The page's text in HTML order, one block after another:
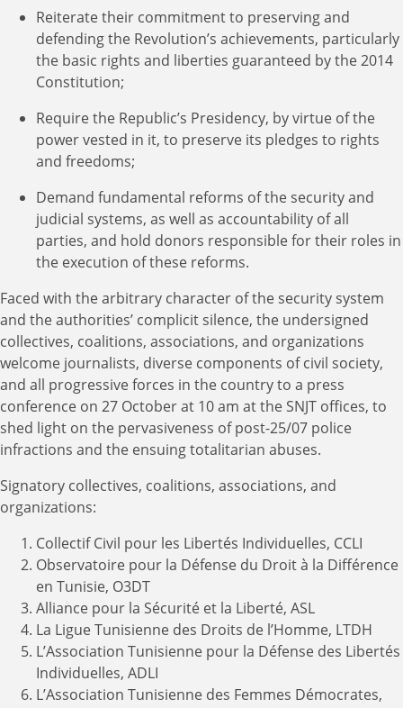
Reiterate their commitment to preserving and
defending the Revolution’s achievements, particularly
the basic rights and liberties guaranteed by the 2014
Constitution;
Require the Republic’s Presidency, by virtue of the
power vested in it, to preserve its pledges to rights
and freedoms;
Demand fundamental reforms of the security and
judicial systems, as well as accountability of all
parties, and hold donors responsible for their roles in
the execution of these reforms.
Faced with the arbitrary character of the security system
and the authorities’ complicit silence, the undersigned
collectives, coalitions, associations, and organizations
welcome journalists, diverse components of civil society,
and all progressive forces in the country to a press
conference on 27 October at 10 am at the SNJT offices, to
shed light on the pervasiveness of post-25/07 police
infractions and the ensuing totalitarian abuses.
Signatory collectives, coalitions, associations, and
organizations:
Collectif Civil pour les Libertés Individuelles, CCLI
Observatoire pour la Défense du Droit à la Différence
en Tunisie, O3DT
Alliance pour la Sécurité et la Liberté, ASL
La Ligue Tunisienne des Droits de l’Homme, LTDH
L’Association Tunisienne pour la Défense des Libertés
Individuelles, ADLI
L’Association Tunisienne des Femmes Démocrates,